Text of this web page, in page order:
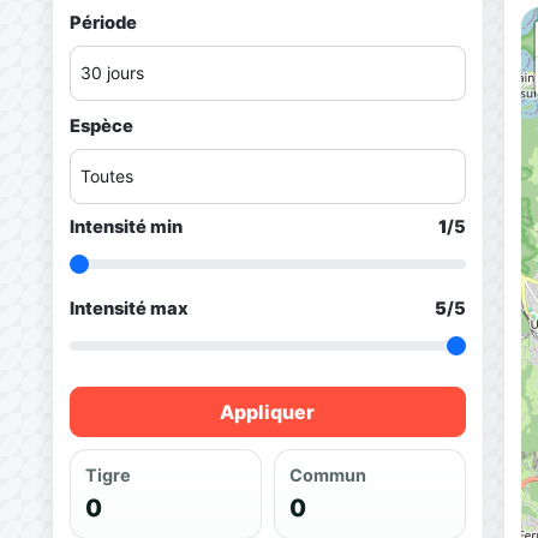
Période
Espèce
Intensité min 1/5
Intensité max 5/5
Appliquer
Tigre
0
Commun
0